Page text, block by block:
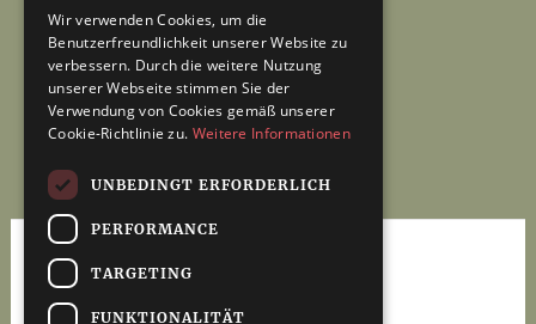
Wir verwenden Cookies, um die
Benutzerfreundlichkeit unserer Website zu
verbessern. Durch die weitere Nutzung
unserer Webseite stimmen Sie der
Verwendung von Cookies gemäß unserer
Cookie-Richtlinie zu. Weitere Informationen
UNBEDINGT ERFORDERLICH
PERFORMANCE
TARGETING
FUNKTIONALITÄT